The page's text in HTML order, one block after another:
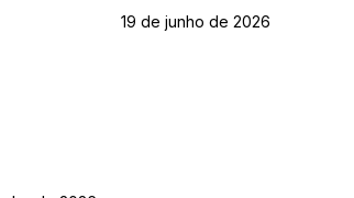
19 de junho de 2026